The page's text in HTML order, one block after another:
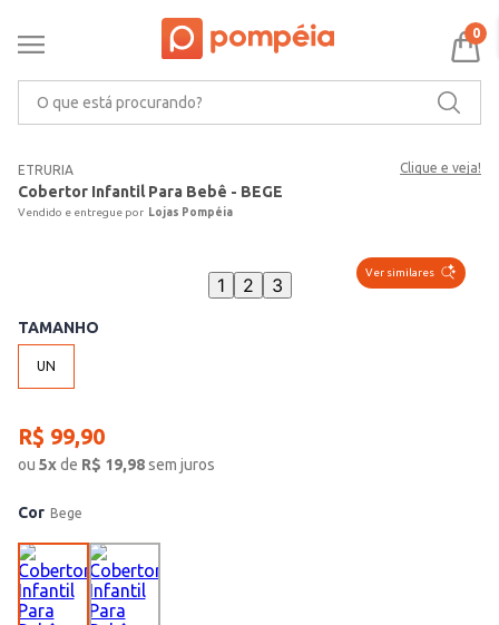
0
ETRURIA Clique e veja!
Cobertor Infantil Para Bebê - BEGE
Lojas Pompéia
Ver similares
1 2 3
TAMANHO
UN
R$ 99,90
ou 5xde R$ 19,98sem juros
Cor Bege